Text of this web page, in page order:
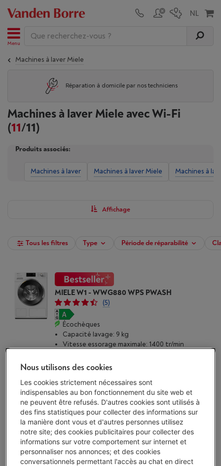
Menu
Machines à laver Miele
Réparation à domicile par nos techniciens
Machines à laver Miele avec Wi-Fi
(11/11)
Produits associés:
Machines à laver Machines à laver Miele Machines à
Affichage
Tous les filtres Type Période de réparabilité
MIELE W1 - WWG880 WPS PWASH
(5)
Écochèques
Capacité lavage: 9 kg
Vitesse essorage maximale: 1400 tr/min
Disponible
Voir le stock
J'achète
Comparer
MIELE W1 - WWB 360 WCS 8KG POWERWASH
(7)
Nous utilisons des cookies
Les cookies strictement nécessaires sont
indispensables au bon fonctionnement du site web et
ne peuvent être refusés. D'autres cookies sont utilisés à
des fins statistiques pour collecter des informations sur
la manière dont vous et d'autres personnes utilisez
notre site; des cookies publicitaires pour collecter des
informations sur votre comportement sur internet et
personnaliser nos annonces; et des cookies
conversationnels permettant l'accès au chat en direct